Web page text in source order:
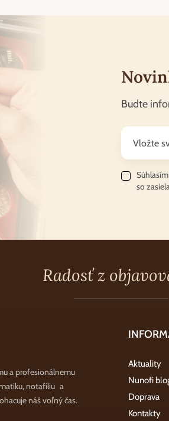
Budte
so
Radosť z
a profesionálnemu
notafíliu a
náš voľný čas.
Aktuality
Nunofi
Doprava
Kontakty